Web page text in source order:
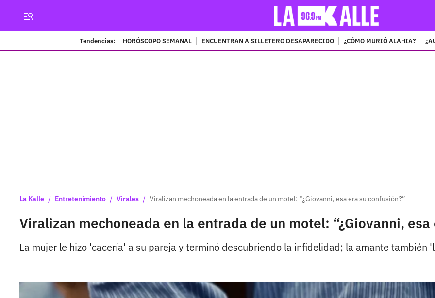
Tendencias: HORÓSCOPO SEMANAL ENCUENTRAN A SILLETERO DESAPARECIDO ¿CÓMO MURIÓ ALAHIA?
La Kalle / Entretenimiento / Virales / Viralizan mechoneada en la entrada de un motel: “¿Giovanni, esa era su confusión?”
Viralizan mechoneada en la entrada de un motel: “¿Giovanni, esa
La mujer le hizo 'cacería' a su pareja y terminó descubriendo la infidelidad; la amante también